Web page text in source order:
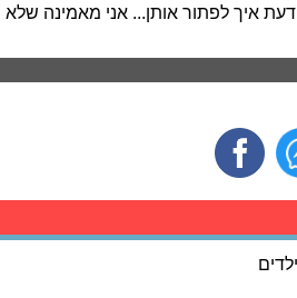
איך לפתור אותן... אני מאמינה שלא